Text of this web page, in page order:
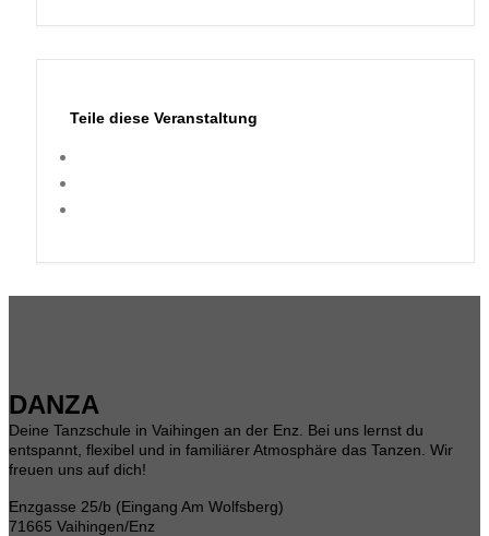
Teile diese Veranstaltung
DANZA
Deine Tanzschule in Vaihingen an der Enz. Bei uns lernst du
entspannt, flexibel und in familiärer Atmosphäre das Tanzen. Wir
freuen uns auf dich!
Enzgasse 25/b (Eingang Am Wolfsberg)
71665 Vaihingen/Enz